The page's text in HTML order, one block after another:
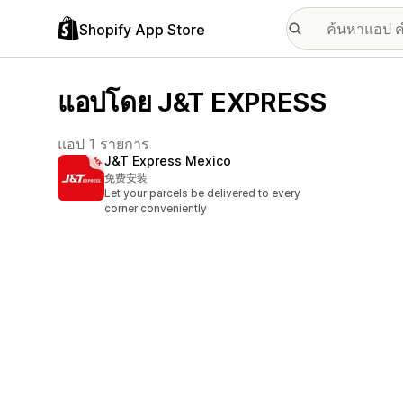
Shopify App Store
แอปโดย J&T EXPRESS
แอป 1 รายการ
J&T Express Mexico
免费安装
Let your parcels be delivered to every
corner conveniently